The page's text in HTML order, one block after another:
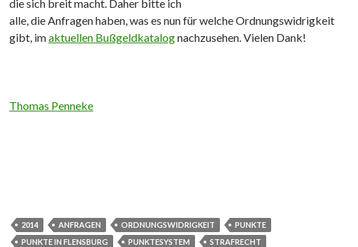
die sich breit macht. Daher bitte ich
alle, die Anfragen haben, was es nun für welche Ordnungswidrigkeit
gibt, imaktuellen Bußgeldkatalognachzusehen. Vielen Dank!
Thomas Penneke
2014 ANFRAGEN ORDNUNGSWIDRIGKEIT
PUNKTE
PUNKTE IN FLENSBURG
PUNKTESYSTEM STRAFRECHT